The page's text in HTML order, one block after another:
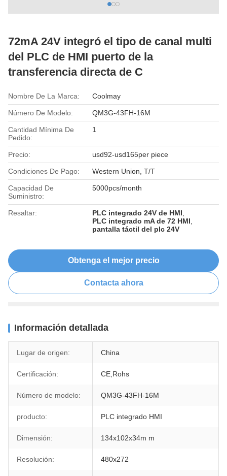
72mA 24V integró el tipo de canal multi
del PLC de HMI puerto de la
transferencia directa de C
Nombre De La Marca: Coolmay
Número De Modelo: QM3G-43FH-16M
Cantidad Mínima De
Pedido:
1
Precio: usd92-usd165per piece
Condiciones De Pago: Western Union, T/T
Capacidad De
Suministro:
5000pcs/month
Resaltar: PLC integrado 24V de HMI
PLC integrado mA de 72 HMI
pantalla táctil del plc 24V
Obtenga el mejor precio
Contacta ahora
Información detallada
Lugar de origen: China
Certificación: CE,Rohs
Número de modelo: QM3G-43FH-16M
producto: PLC integrado HMI
Dimensión: 134x102x34m m
Resolución: 480x272